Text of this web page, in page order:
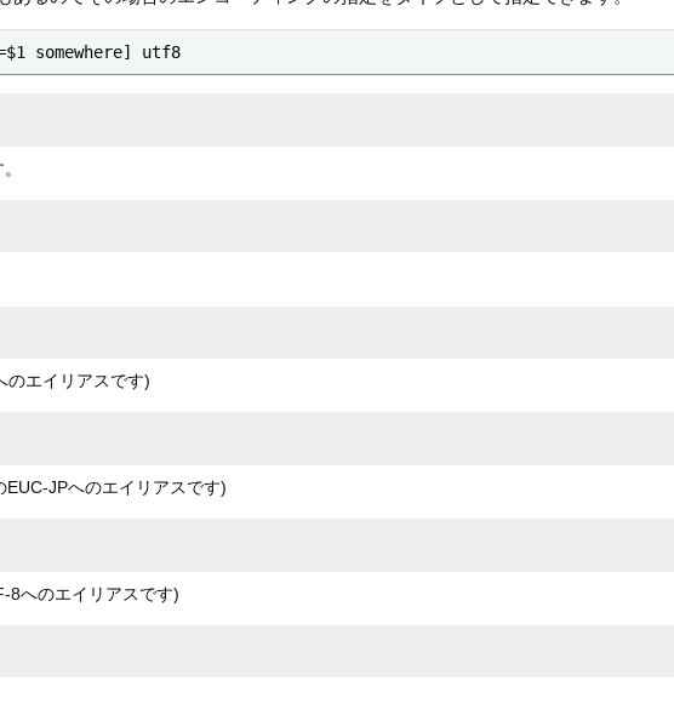
somewhere] utf8
のエイリアスです)
JPへのエイリアスです)
8へのエイリアスです)